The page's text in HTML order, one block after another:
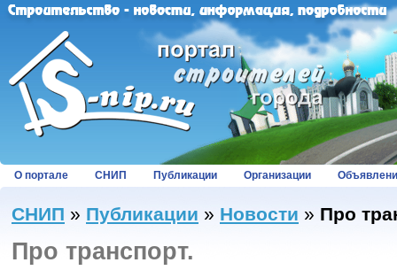
О портале СНИП Публикации Организации
СНИП » Публикации » Новости » Про
Про транспорт.